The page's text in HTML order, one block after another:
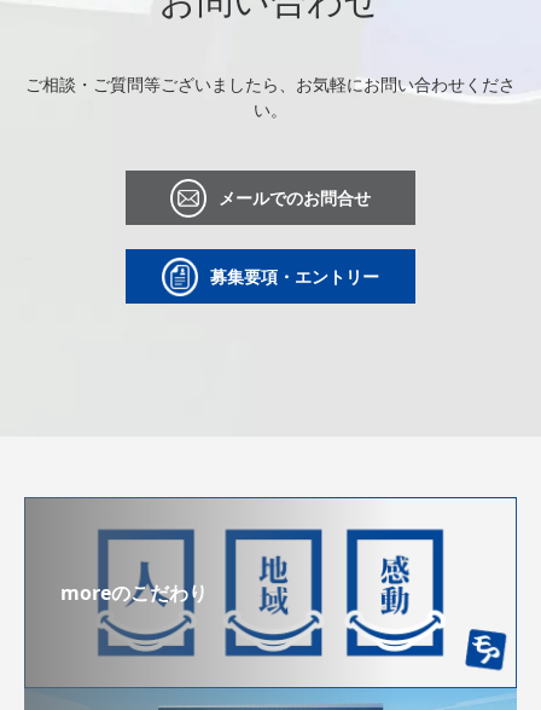
ご相談・ご質問等ございましたら、お気軽にお問い合わせくださ
い。
メールでのお問合せ
募集要項・エントリー
moreのこだわり